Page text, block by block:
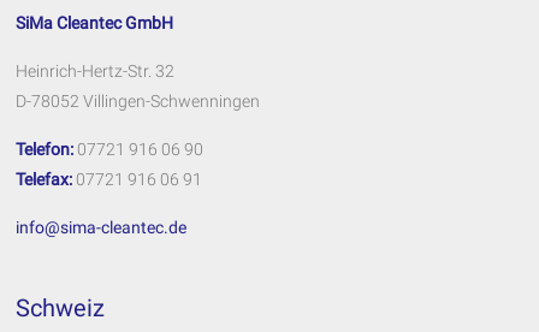
SiMa Cleantec GmbH
Heinrich-Hertz-Str. 32
D-78052 Villingen-Schwenningen
Telefon: 07721 916 06 90
Telefax: 07721 916 06 91
info@sima-cleantec.de
Schweiz